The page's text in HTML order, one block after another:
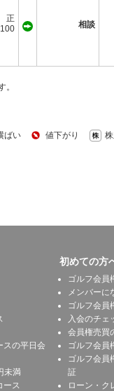
正
相談
ばい 値下がり
スの平日会
未満
ース
初めての方
ゴルフ会員
メンバーに
ゴルフ会員
入会のチェ
会員権売買
ゴルフ会員
ゴルフ会員
証
ローン・ク